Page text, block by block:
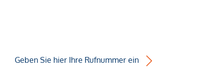
Geben Sie hier Ihre Rufnummer ein